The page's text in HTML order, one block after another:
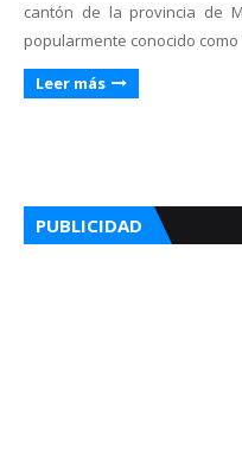
cantón de la provincia de
popularmente conocido como
Leer más
PUBLICIDAD